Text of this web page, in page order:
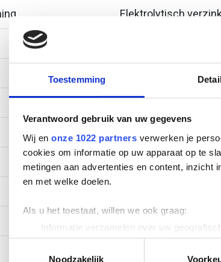
Toestemming
Verantwoord gebruik van uw gegevens
Wij en onze 1022 partners verwerken je
cookies om informatie op uw apparaat op te
metingen aan advertenties en content, inzicht
en met welke doelen.
Als u het toestaat, willen we ook graag:
Informatie verzamelen over uw
Uw apparaat identificeren door het actief
Lees meer over hoe uw persoonlijke
Noodzakelijk
Elektrolytisch
Metrisch
8